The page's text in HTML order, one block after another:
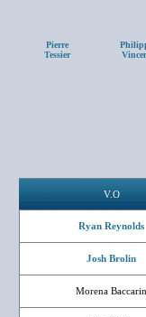
Pierre
Tessier
V.O
Ryan Reynolds
Josh Brolin
Morena Baccarin